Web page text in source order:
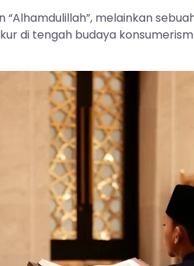
“Alhamdulillah”, melainkan
di tengah budaya